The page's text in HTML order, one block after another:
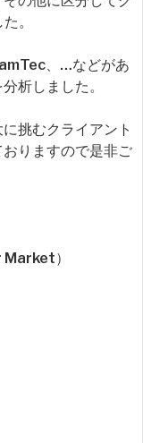
。
、…などがあ
析しました。
挑むクライアント
りますので是非ご
）